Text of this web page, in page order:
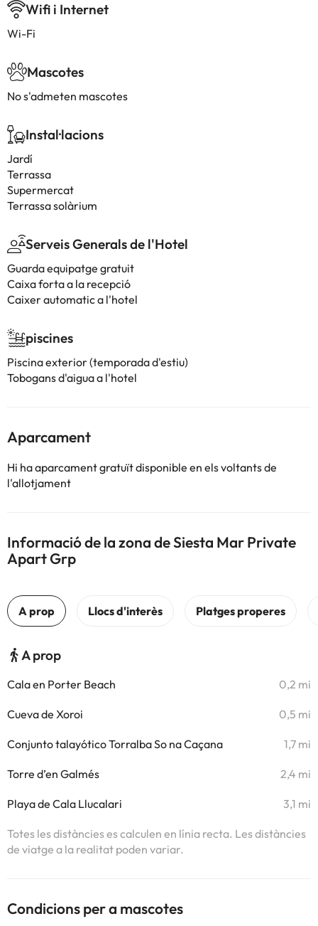
Wifi i Internet
Wi-Fi
Mascotes
No s'admeten mascotes
Instal·lacions
Jardí
Terrassa
Supermercat
Terrassa solàrium
Serveis Generals de l'Hotel
Guarda equipatge gratuit
Caixa forta a la recepció
Caixer automatic a l'hotel
piscines
Piscina exterior (temporada d'estiu)
Tobogans d'aigua a l'hotel
Aparcament
Hi ha aparcament gratuït disponible en els voltants de
l'allotjament
Informació de la zona de Siesta Mar Private
Apart Grp
A prop
Cala en Porter Beach 0,2 mi
Cueva de Xoroi 0,5 mi
Conjunto talayótico Torralba So na Caçana 1,7 mi
Torre d’en Galmés 2,4 mi
Playa de Cala Llucalari 3,1 mi
Totes les distàncies es calculen en línia recta. Les distàncies
de viatge a la realitat poden variar.
Condicions per a mascotes